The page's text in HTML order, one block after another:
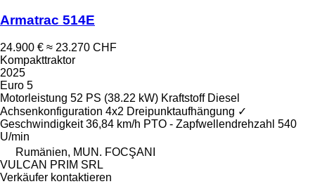
Armatrac 514E
24.900 € ≈ 23.270 CHF
Kompakttraktor
2025
Euro 5
Motorleistung 52 PS (38.22 kW) Kraftstoff Diesel
Achsenkonfiguration 4x2 Dreipunktaufhängung ✓
Geschwindigkeit 36,84 km/h PTO - Zapfwellendrehzahl 540
U/min
Rumänien, MUN. FOCŞANI
VULCAN PRIM SRL
Verkäufer kontaktieren